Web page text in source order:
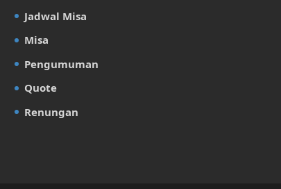
Jadwal Misa
Misa
Pengumuman
Quote
Renungan